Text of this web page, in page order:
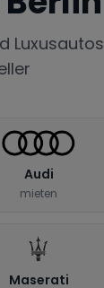
Audi
mieten
Maserati